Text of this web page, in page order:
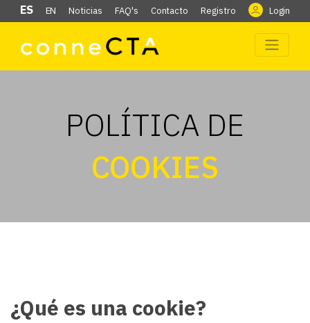
ES EN Noticias FAQ's Contacto Registro Login
POLÍTICA DE
COOKIES
¿Qué es una cookie?